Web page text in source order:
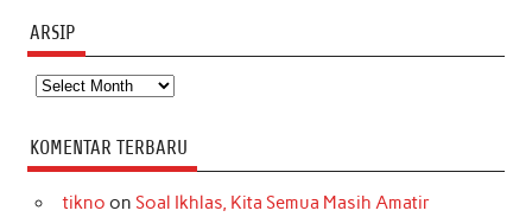
ARSIP
Arsip
KOMENTAR TERBARU
tikno on Soal Ikhlas, Kita Semua Masih Amatir